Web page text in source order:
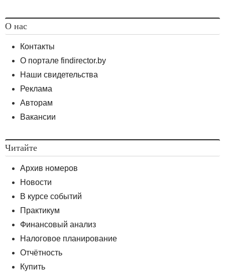
О нас
Контакты
О портале findirector.by
Наши свидетельства
Реклама
Авторам
Вакансии
Читайте
Архив номеров
Новости
В курсе событий
Практикум
Финансовый анализ
Налоговое планирование
Отчётность
Купить